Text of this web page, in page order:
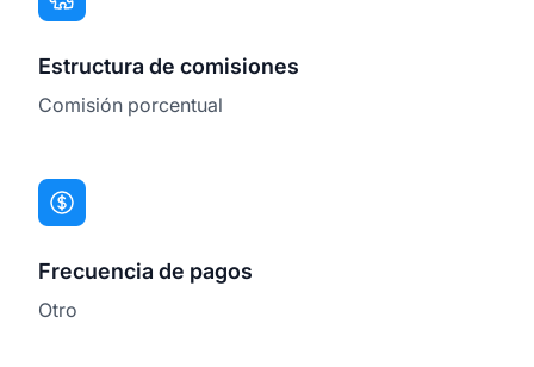
Estructura de comisiones
Comisión porcentual
Frecuencia de pagos
Otro